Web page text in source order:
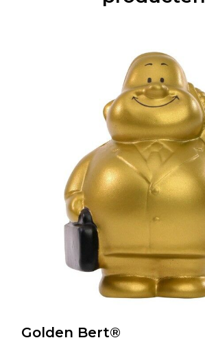
Golden Bert®